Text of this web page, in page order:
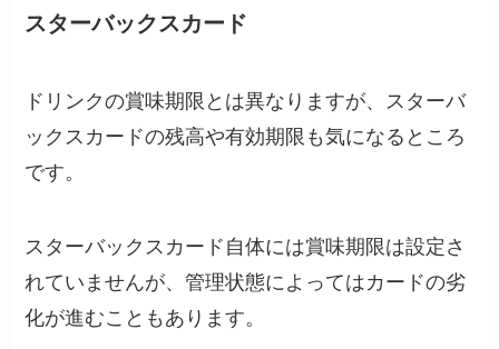
スターバックスカード
ドリンクの賞味期限とは異なりますが、スターバ
ックスカードの残高や有効期限も気になるところ
です。
スターバックスカード自体には賞味期限は設定さ
れていませんが、管理状態によってはカードの劣
化が進むこともあります。